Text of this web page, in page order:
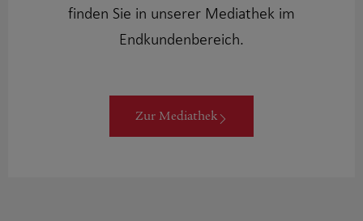
finden Sie in unserer Mediathek im
Endkundenbereich.
Zur Mediathek